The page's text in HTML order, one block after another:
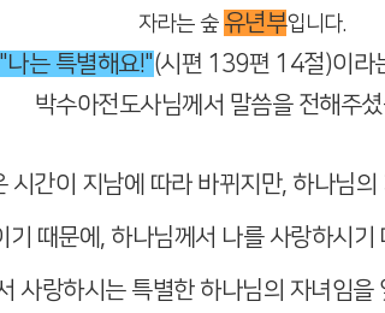
자라는 숲 유년부입니다.
"나는 특별해요!"(시편 139편 14절)이라
박수아전도사님께서 말씀을 전해주
시간이 지남에 따라 바뀌지만, 하나님
기 때문에, 하나님께서 나를 사랑하시
사랑하시는 특별한 하나님의 자녀임을